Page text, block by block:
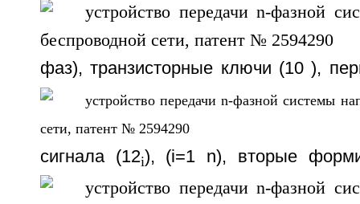
фаз), транзисторные ключи (10 ),
сигнала (12i), (i=1 n), вторые